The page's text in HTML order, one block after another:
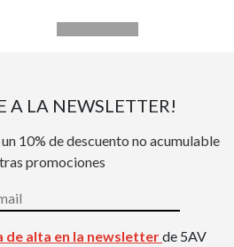
A LA NEWSLETTER!
10% de descuento no acumulable
promociones
de alta en la newsletterde 5AV